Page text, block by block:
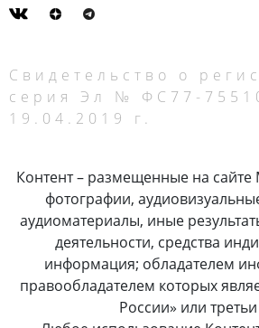
Свидетельство о
серия Эл № ФС77-
19.04.2019 г.
Контент – размещенные на сайте
фотографии,
аудиоматериалы, иные
деятельности, средства
информация; обладателем
правообладателем которых
России» или